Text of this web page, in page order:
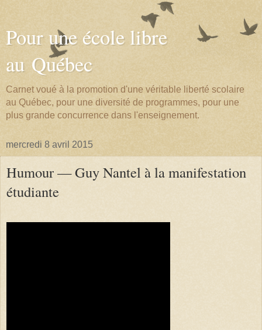
Pour une école libre
au Québec
Carnet voué à la promotion d'une véritable liberté scolaire
au Québec, pour une diversité de programmes, pour une
plus grande concurrence dans l'enseignement.
mercredi 8 avril 2015
Humour — Guy Nantel à la manifestation
étudiante